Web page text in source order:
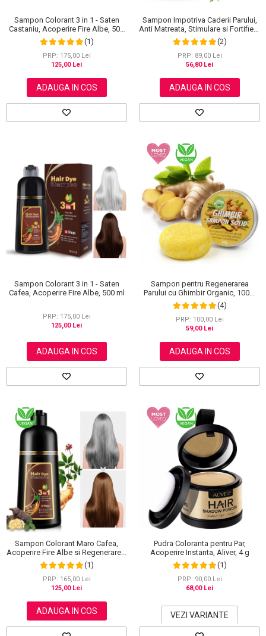
Sampon Colorant 3 in 1 - Saten
Castaniu, Acoperire Fire Albe, 500
ml
(1)
PRP: 175,00 Lei
125,00 Lei
ADAUGA IN COS
Sampon Impotriva Caderii Parului,
Anti Matreata, Stimulare si Fortifiere
cu Rozmarin Organic, 100% Natural,
Aliver 60 g
(2)
PRP: 89,00 Lei
56,80 Lei
ADAUGA IN COS
Sampon Colorant 3 in 1 - Saten
Cafea, Acoperire Fire Albe, 500 ml
PRP: 175,00 Lei
125,00 Lei
ADAUGA IN COS
Sampon pentru Regenerarea
Parului cu Ghimbir Organic, 100%
Natural, 60 g(4)
PRP: 100,00 Lei
59,00 Lei
ADAUGA IN COS
Sampon Colorant Maro Cafea,
Acoperire Fire Albe si Regenerare 3
in 1, #4 Coffee, 500 ml
(1)
PRP: 165,00 Lei
125,00 Lei
ADAUGA IN COS
Pudra Coloranta pentru Par,
Acoperire Instanta, Aliver, 4 g
(1)
PRP: 90,00 Lei
68,00 Lei
VEZI VARIANTE